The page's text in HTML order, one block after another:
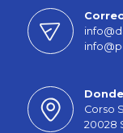
Corso
20028